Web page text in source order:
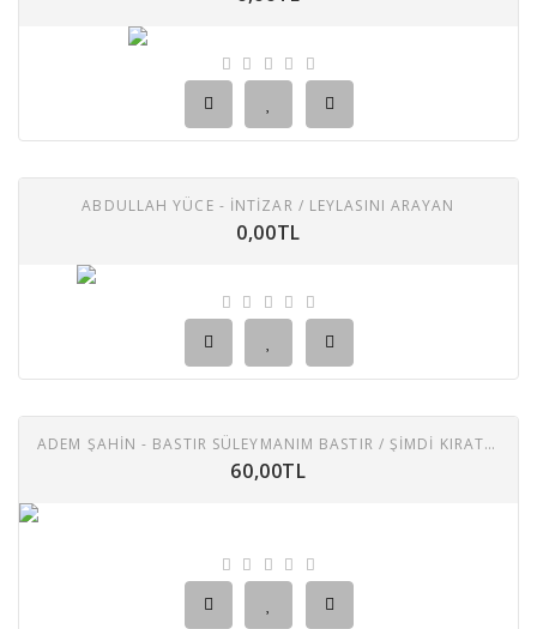
ABDULLAH YÜCE - İNTIZAR / LEYLASINI ARAYAN
0,00TL
ADEM ŞAHİN - BASTIR SÜLEYMANIM BASTIR / ŞIMDI KIRAT MODASI
60,00TL